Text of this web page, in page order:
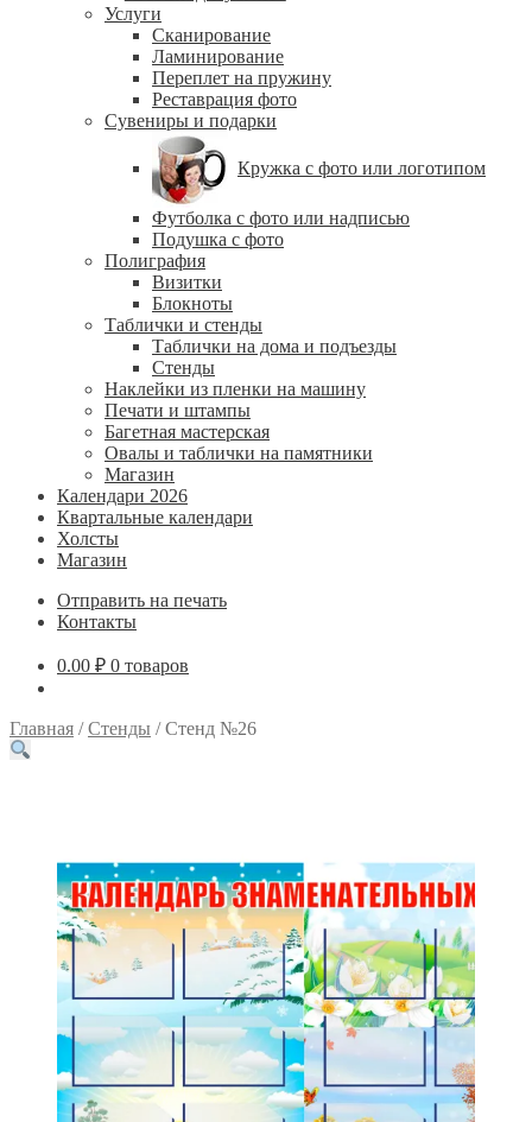
Услуги
Сканирование
Ламинирование
Переплет на пружину
Реставрация фото
Сувениры и подарки
Кружка с фото или логотипом
Футболка с фото или надписью
Подушка с фото
Полиграфия
Визитки
Блокноты
Таблички и стенды
Таблички на дома и подъезды
Стенды
Наклейки из пленки на машину
Печати и штампы
Багетная мастерская
Овалы и таблички на памятники
Магазин
Календари 2026
Квартальные календари
Холсты
Магазин
Отправить на печать
Контакты
0.00 ₽ 0 товаров
Главная /Стенды /Стенд №26